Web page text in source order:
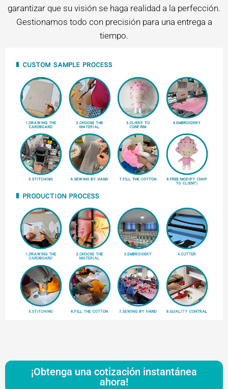
garantizar que su visión se haga realidad a la perfección.
Gestionamos todo con precisión para una entrega a
tiempo.
¡Obtenga una cotización instantánea
ahora!